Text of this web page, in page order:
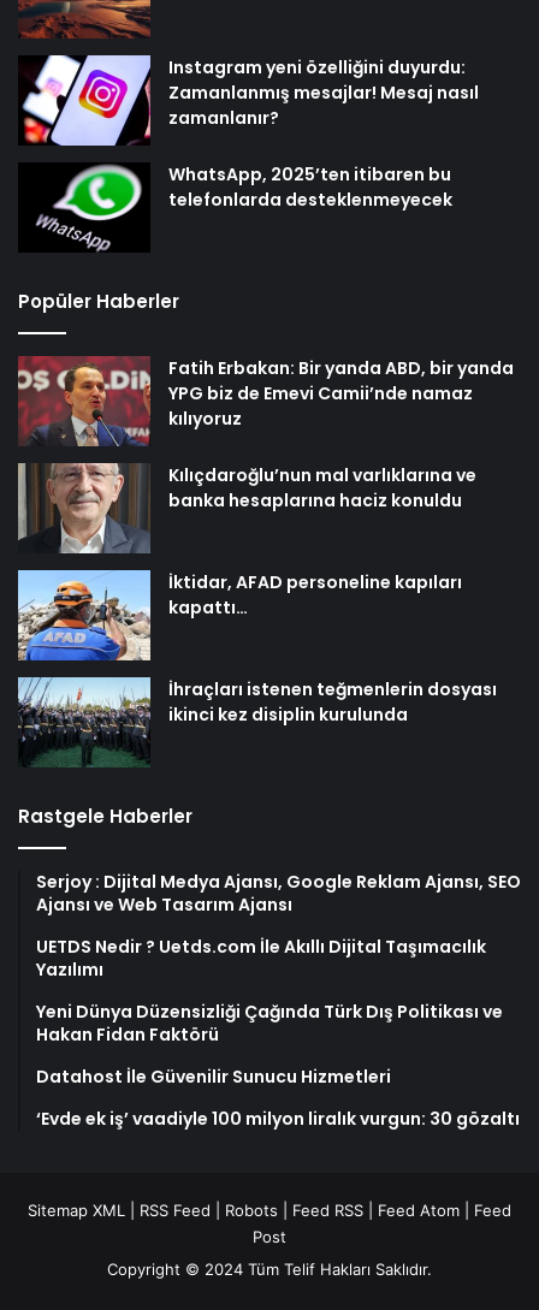
Instagram yeni özelliğini duyurdu:
Zamanlanmış mesajlar! Mesaj nasıl
zamanlanır?
WhatsApp, 2025’ten itibaren bu
telefonlarda desteklenmeyecek
Popüler Haberler
Fatih Erbakan: Bir yanda ABD, bir yanda
YPG biz de Emevi Camii’nde namaz
kılıyoruz
Kılıçdaroğlu’nun mal varlıklarına ve
banka hesaplarına haciz konuldu
İktidar, AFAD personeline kapıları
kapattı…
İhraçları istenen teğmenlerin dosyası
ikinci kez disiplin kurulunda
Rastgele Haberler
Serjoy : Dijital Medya Ajansı, Google Reklam Ajansı, SEO
Ajansı ve Web Tasarım Ajansı
UETDS Nedir ? Uetds.com İle Akıllı Dijital Taşımacılık
Yazılımı
Yeni Dünya Düzensizliği Çağında Türk Dış Politikası ve
Hakan Fidan Faktörü
Datahost İle Güvenilir Sunucu Hizmetleri
‘Evde ek iş’ vaadiyle 100 milyon liralık vurgun: 30 gözaltı
Sitemap XML RSS Feed Robots Feed RSS Feed Atom
Feed
Post
Copyright © 2024 Tüm Telif Hakları Saklıdır.